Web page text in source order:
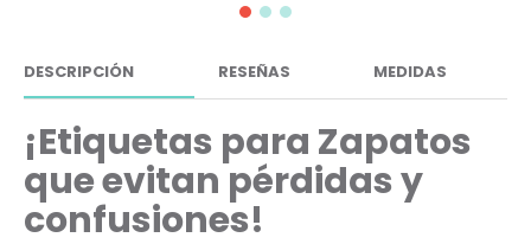
DESCRIPCIÓN RESEÑAS MEDIDAS
¡Etiquetas para Zapatos
que evitan pérdidas y
confusiones!